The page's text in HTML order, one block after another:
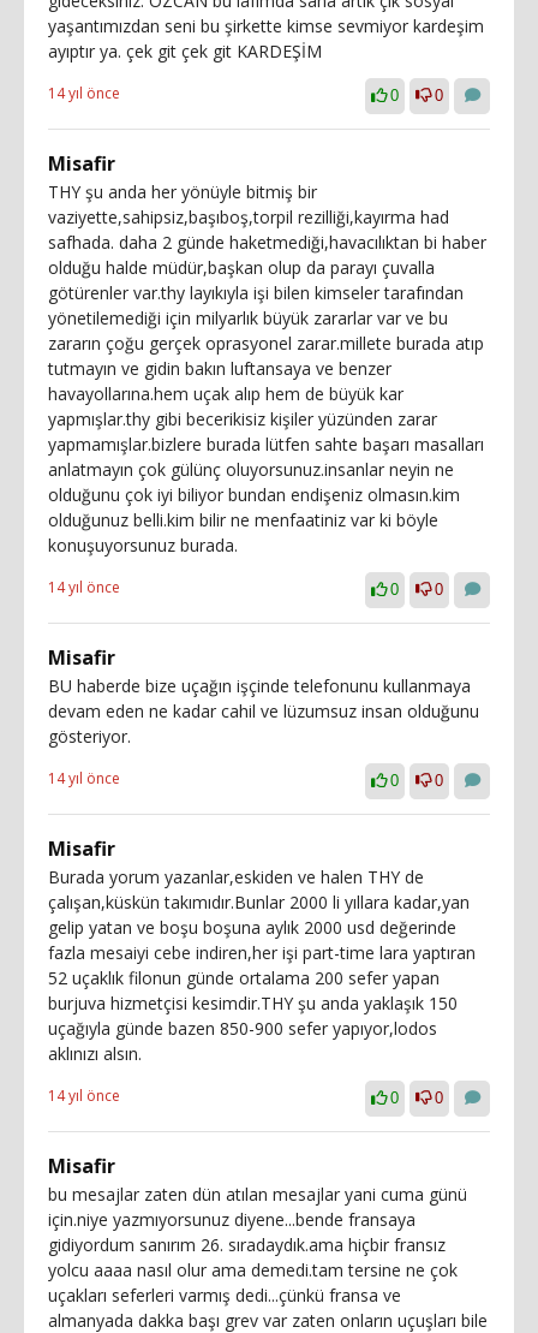
yaşantımızdan seni bu şirkette kimse sevmiyor kardeşim
ayıptır ya. çek git çek git KARDEŞİM
14 yıl önce 0 0
Misafir
THY şu anda her yönüyle bitmiş bir
vaziyette,sahipsiz,başıboş,torpil rezilliği,kayırma had
safhada. daha 2 günde haketmediği,havacılıktan bi haber
olduğu halde müdür,başkan olup da parayı çuvalla
götürenler var.thy layıkıyla işi bilen kimseler tarafından
yönetilemediği için milyarlık büyük zararlar var ve bu
zararın çoğu gerçek oprasyonel zarar.millete burada atıp
tutmayın ve gidin bakın luftansaya ve benzer
havayollarına.hem uçak alıp hem de büyük kar
yapmışlar.thy gibi becerikisiz kişiler yüzünden zarar
yapmamışlar.bizlere burada lütfen sahte başarı masalları
anlatmayın çok gülünç oluyorsunuz.insanlar neyin ne
olduğunu çok iyi biliyor bundan endişeniz olmasın.kim
olduğunuz belli.kim bilir ne menfaatiniz var ki böyle
konuşuyorsunuz burada.
14 yıl önce 0 0
Misafir
BU haberde bize uçağın işçinde telefonunu kullanmaya
devam eden ne kadar cahil ve lüzumsuz insan olduğunu
gösteriyor.
14 yıl önce 0 0
Misafir
Burada yorum yazanlar,eskiden ve halen THY de
çalışan,küskün takımıdır.Bunlar 2000 li yıllara kadar,yan
gelip yatan ve boşu boşuna aylık 2000 usd değerinde
fazla mesaiyi cebe indiren,her işi part-time lara yaptıran
52 uçaklık filonun günde ortalama 200 sefer yapan
burjuva hizmetçisi kesimdir.THY şu anda yaklaşık 150
uçağıyla günde bazen 850-900 sefer yapıyor,lodos
aklınızı alsın.
14 yıl önce 0 0
Misafir
bu mesajlar zaten dün atılan mesajlar yani cuma günü
için.niye yazmıyorsunuz diyene...bende fransaya
gidiyordum sanırım 26. sıradaydık.ama hiçbir fransız
yolcu aaaa nasıl olur ama demedi.tam tersine ne çok
uçakları seferleri varmış dedi...çünkü fransa ve
almanyada dakka başı grev var zaten onların uçuşları bile